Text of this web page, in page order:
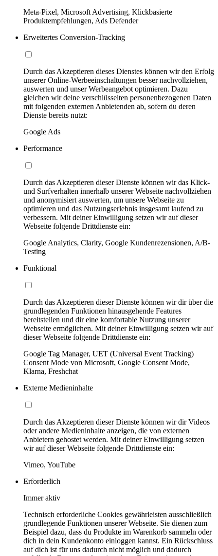
Meta-Pixel, Microsoft Advertising, Klickbasierte
Produktempfehlungen, Ads Defender
Erweitertes Conversion-Tracking
Durch das Akzeptieren dieses Dienstes können wir den Erfolg
unserer Online-Werbeeinschaltungen besser nachvollziehen,
auswerten und unser Werbeangebot optimieren. Dazu
gleichen wir deine verschlüsselten personenbezogenen Daten
mit folgenden externen Anbietenden ab, sofern du deren
Dienste bereits nutzt:
Google Ads
Performance
Durch das Akzeptieren dieser Dienste können wir das Klick-
und Surfverhalten innerhalb unserer Webseite nachvollziehen
und anonymisiert auswerten, um unsere Webseite zu
optimieren und das Nutzungserlebnis insgesamt laufend zu
verbessern. Mit deiner Einwilligung setzen wir auf dieser
Webseite folgende Drittdienste ein:
Google Analytics, Clarity, Google Kundenrezensionen, A/B-
Testing
Funktional
Durch das Akzeptieren dieser Dienste können wir dir über die
grundlegenden Funktionen hinausgehende Features
bereitstellen und dir eine komfortable Nutzung unserer
Webseite ermöglichen. Mit deiner Einwilligung setzen wir auf
dieser Webseite folgende Drittdienste ein:
Google Tag Manager, UET (Universal Event Tracking)
Consent Mode von Microsoft, Google Consent Mode,
Klarna, Freshchat
Externe Medieninhalte
Durch das Akzeptieren dieser Dienste können wir dir Videos
oder andere Medieninhalte anzeigen, die von externen
Anbietern gehostet werden. Mit deiner Einwilligung setzen
wir auf dieser Webseite folgende Drittdienste ein:
Vimeo, YouTube
Erforderlich
Immer aktiv
Technisch erforderliche Cookies gewährleisten ausschließlich
grundlegende Funktionen unserer Webseite. Sie dienen zum
Beispiel dazu, dass du Produkte im Warenkorb sammeln oder
dich in dein Kundenkonto einloggen kannst. Ein Rückschluss
auf dich ist für uns dadurch nicht möglich und dadurch